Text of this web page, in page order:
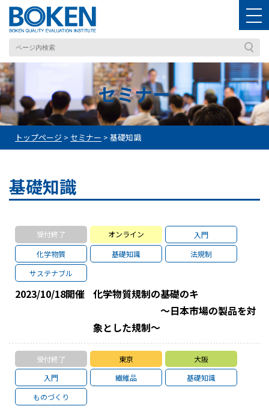
セミナー
トップページ > セミナー > 基礎知識
基礎知識
受付終了 オンライン
入門
化学物質
基礎知識
法規制
サステナブル
2023/10/18開催 化学物質規制の基礎のキ
～日本市場の製品を対
象とした規制～
受付終了 東京
大阪
入門
繊維品
基礎知識
ものづくり